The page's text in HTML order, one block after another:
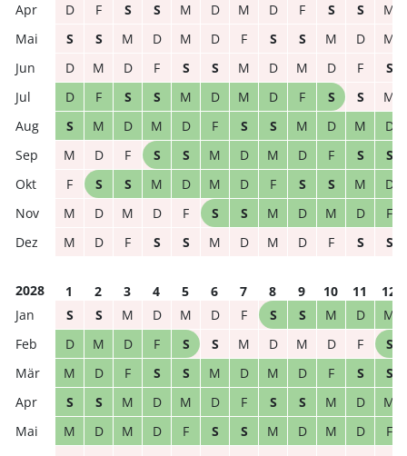
D
F S S M D M D F S S
M
S
S M D M D F S S M D
M
D
M D F S S M D M D F
S
D
F S S M D M D F S S
M
S
M D M D F S S M D M
D
M
D F S S M D M D F S
S
F
S S M D M D F S S M
D
M
D M D F S S M D M D
F
M
D F S S M D M D F S S
2028 1 2 3 4 5 6 7 8 9 10 11
12
S
S M D M D F S S M D
M
D
M D F S S M D M D F
S
M
D F S S M D M D F S
S
S
S M D M D F S S M D
M
M
D M D F S S M D M D
F